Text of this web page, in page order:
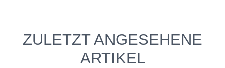
ZULETZT ANGESEHENE
ARTIKEL